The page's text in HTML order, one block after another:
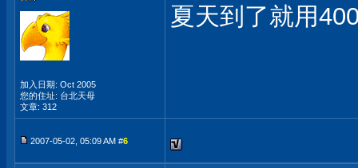
加入日期: Oct 2005
您的住址: 台北天母
文章: 312
夏天到了就用
2007-05-02, 05:09 AM #6